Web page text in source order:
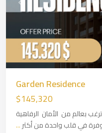
Garden Residence
$145,320
بعالم من الأمان الرفاهية
في قلب واحدة من أكثر...